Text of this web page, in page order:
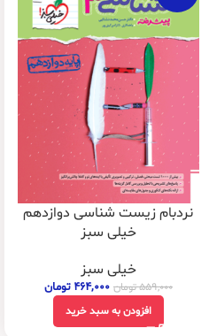
نردبام زیست شناسی دوازدهم
خیلی سبز
خیلی سبز
۵۵۹,۰۰۰تومان ۴۶۴,۰۰۰ تومان
افزودن به سبد خرید